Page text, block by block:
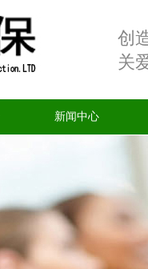
创
关
新闻中心